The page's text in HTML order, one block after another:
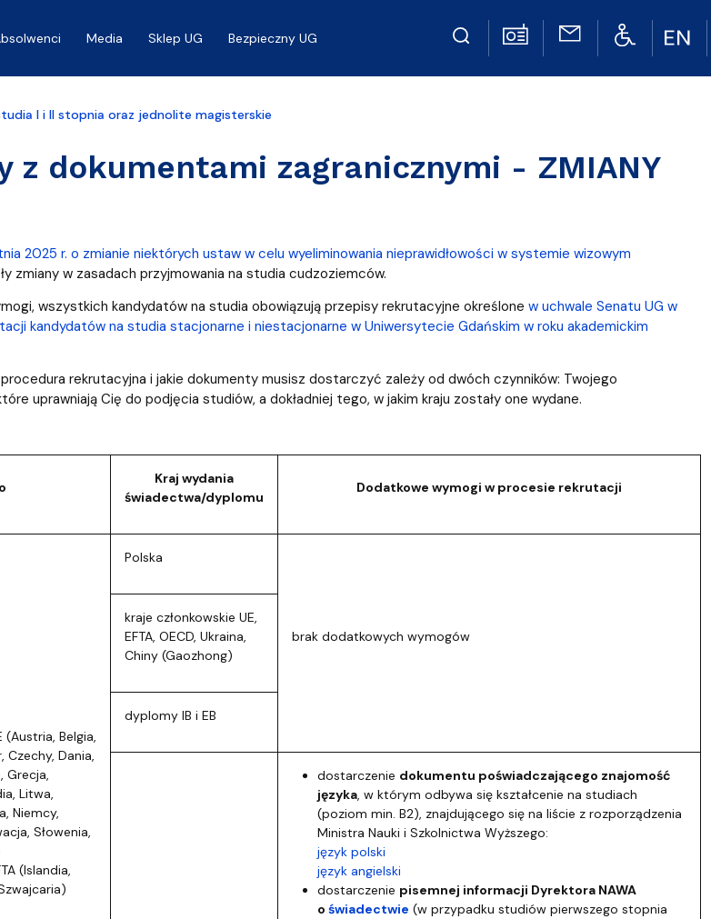
Media Sklep UG Bezpieczny UG
I i II stopnia oraz jednolite magisterskie
z dokumentami zagranicznymi - ZMIANY
2025 r. o zmianie niektórych ustaw w celu wyeliminowania nieprawidłowości w systemie wizowym
zmiany w zasadach przyjmowania na studia cudzoziemców.
wszystkich kandydatów na studia obowiązują przepisy rekrutacyjne określone w uchwale Senatu UG w
kandydatów na studia stacjonarne i niestacjonarne w Uniwersytecie Gdańskim w roku akademickim
procedura rekrutacyjna i jakie dokumenty musisz dostarczyć zależy od dwóch czynników: Twojego
uprawniają Cię do podjęcia studiów, a dokładniej tego, w jakim kraju zostały one wydane.
Kraj wydania
świadectwa/dyplomu
Dodatkowe wymogi w procesie rekrutacji
(Austria, Belgia,
Czechy, Dania,
Grecja,
Litwa,
Niemcy,
Słowenia,
(Islandia,
Polska
brak dodatkowych wymogów
kraje członkowskie UE,
EFTA, OECD, Ukraina,
Chiny (Gaozhong)
dyplomy IB i EB
dostarczenie dokumentu poświadczającego znajomość
języka, w którym odbywa się kształcenie na studiach
(poziom min. B2), znajdującego się na liście z rozporządzenia
Ministra Nauki i Szkolnictwa Wyższego:
język polski
język angielski
dostarczenie pisemnej informacji Dyrektora NAWA
o świadectwie (w przypadku studiów pierwszego stopnia